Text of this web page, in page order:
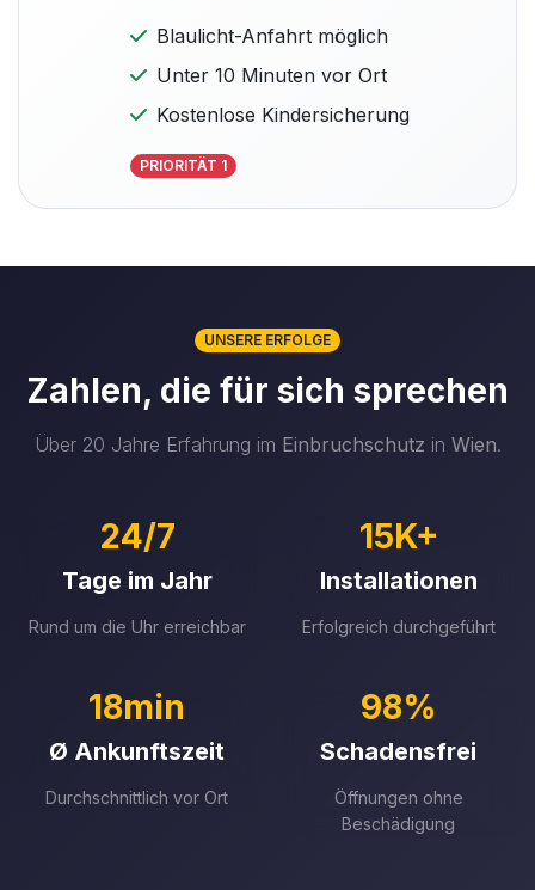
Blaulicht-Anfahrt möglich
Unter 10 Minuten vor Ort
Kostenlose Kindersicherung
PRIORITÄT 1
UNSERE ERFOLGE
Zahlen, die für sich sprechen
Über 20 Jahre Erfahrung im Einbruchschutz in Wien.
24/7
Tage im Jahr
Rund um die Uhr erreichbar
15K+
Installationen
Erfolgreich durchgeführt
18min
Ø Ankunftszeit
Durchschnittlich vor Ort
98%
Schadensfrei
Öffnungen ohne
Beschädigung